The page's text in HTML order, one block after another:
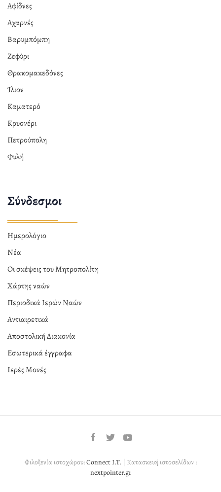
Αφίδνες
Αχαρνές
Βαρυμπόμπη
Ζεφύρι
Θρακομακεδόνες
Ίλιον
Καματερό
Κρυονέρι
Πετρούπολη
Φυλή
Σύνδεσμοι
Ημερολόγιο
Νέα
Οι σκέψεις του Μητροπολίτη
Χάρτης ναών
Περιοδικά Ιερών Ναών
Αντιαιρετικά
Αποστολική Διακονία
Εσωτερικά έγγραφα
Ιερές Μονές
Φιλοξενία ιστοχώρου:Connect I.T. | Κατασκευή ιστοσελίδων :
nextpointer.gr